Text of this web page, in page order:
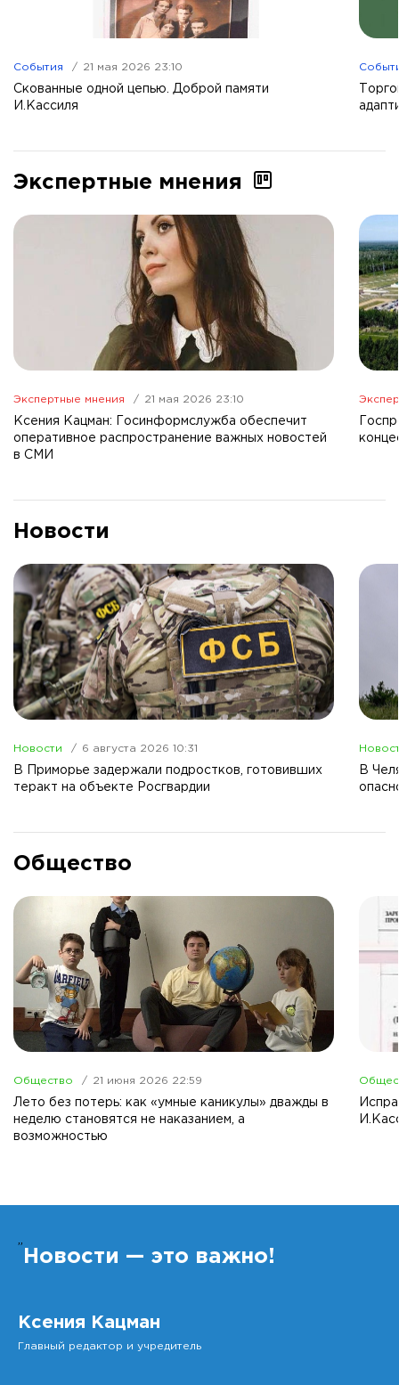
События 21 мая 2026 23:10
Скованные одной цепью. Доброй памяти
И.Кассиля
Экспертные мнения
Экспертные мнения 21 мая 2026 23:10
Ксения Кацман: Госинформслужба обеспечит
оперативное распространение важных новостей
в СМИ
Новости
Новости 6 августа 2026 10:31
В Приморье задержали подростков, готовивших
теракт на объекте Росгвардии
В
Общество
Общество 21 июня 2026 22:59
Лето без потерь: как «умные каникулы» дважды в
неделю становятся не наказанием, а
возможностью
” Новости — это важно!
Ксения Кацман
Главный редактор и учредитель